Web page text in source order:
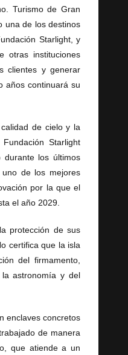
Turismo de Gran
una de los destinos
Starlight, y
otras instituciones
clientes y generar
años continuará su
de cielo y la
Starlight
durante los últimos
de los mejores
por la que el
el año 2029.
protección de sus
certifica que la isla
del firmamento,
astronomía y del
enclaves concretos
de manera
que atiende a un